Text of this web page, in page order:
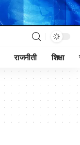
राजनीती शिक्षा